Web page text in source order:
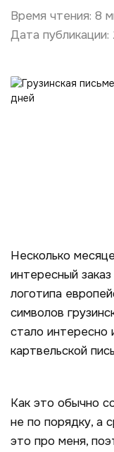
Время чтения: 8
Дата публикации:
Несколько
интересный
логотипа
символов
стало интересно
картвельской
Как это обычно
не по порядку, а
это про меня,